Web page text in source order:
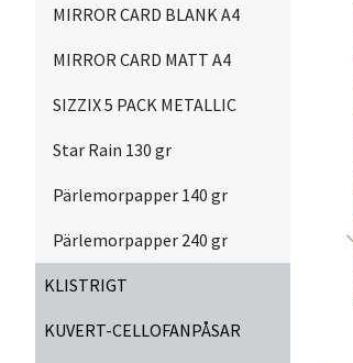
MIRROR CARD BLANK A4
MIRROR CARD MATT A4
SIZZIX 5 PACK METALLIC
Star Rain 130 gr
Pärlemorpapper 140 gr
Pärlemorpapper 240 gr
KLISTRIGT
KUVERT-CELLOFANPÅSAR